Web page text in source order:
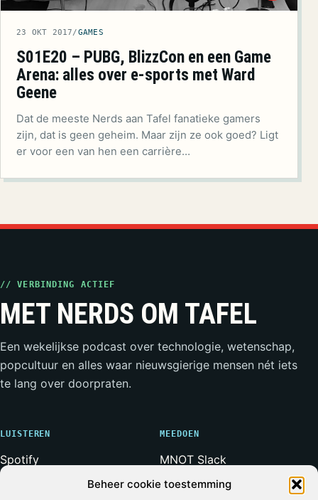
Beheer cookie toestemming
23 OKT 2017/GAMES
S01E20 – PUBG, BlizzCon en een Game
Arena: alles over e-sports met Ward
Geene
Dat de meeste Nerds aan Tafel fanatieke gamers
zijn, dat is geen geheim. Maar zijn ze ook goed? Ligt
er voor een van hen een carrière…
// VERBINDING ACTIEF
MET NERDS OM TAFEL
Een wekelijkse podcast over technologie, wetenschap,
popcultuur en alles waar nieuwsgierige mensen nét iets
te lang over doorpraten.
LUISTEREN
Spotify
MEEDOEN
MNOT Slack
Weerwolven Slack